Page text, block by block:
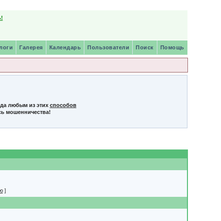
Помощь
Поиск
Пользователи
Календарь
Галерея
любым из этих способов
мошенничества!
]